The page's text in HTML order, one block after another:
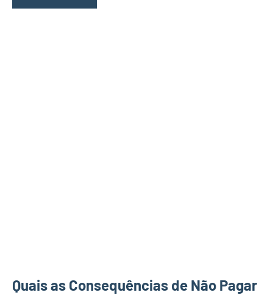
Quais as Consequências de Não Pagar